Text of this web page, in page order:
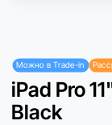
iPad Pro
Black
Можно в Trade-in